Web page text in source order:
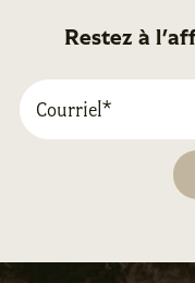
Restez à